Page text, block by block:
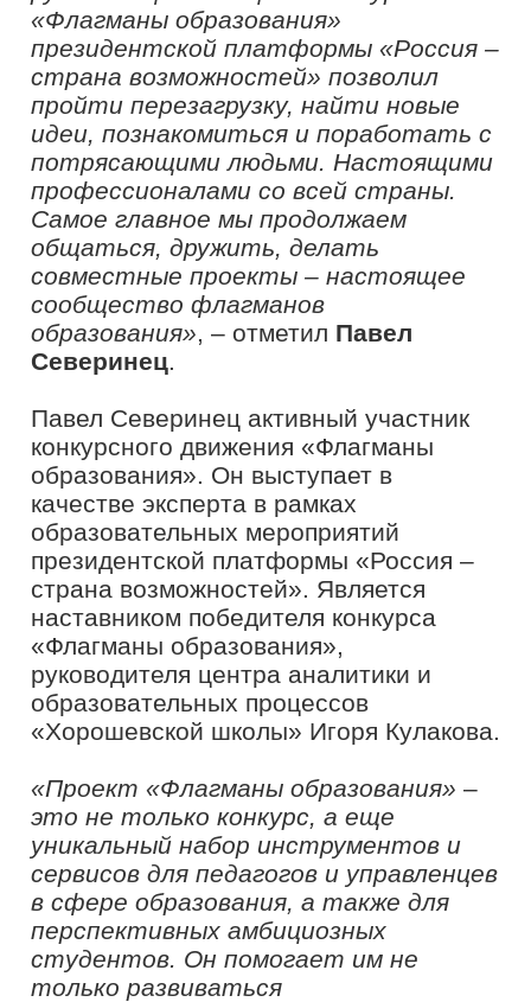
«Проект «Флагманы образования»
это не только конкурс, а еще
уникальный набор инструментов и
сервисов для педагогов и управленцев
в сфере образования, а также для
перспективных амбициозных
студентов. Он помогает им не
только развиваться
профессионально, но и получать
новые возможности для карьерного
роста и повышения экспертного
статуса. Участники проекта
«Флагманы образования»
приобретают новый опыт, включая
наставнический, что позволяет им
стать более квалифицированными и
эффективными в своей работе. В
специалистов в сфере образования,
тем самым, улучшая и развивая
отрасль. Мы предоставляем
различные возможности для того,
чтобы активные мотивированные
профессионалы образовательной
системы транслировали свой опыт,
обменивались идеями, усиливали
команды и развивали проекты,
участвовали в различных
мероприятиях, в том числе на
федеральном уровне»,–руководитель
проекта «Флагманы образования»
Борис Соловьёв.
15 мая стартовал «Образовательный
гибкие проектные компетенции,
государственная образовательная
политика, лидерство и наставничество.
Его цель – обеспечение условий для
формирования и развития у
участников конкурса специальных
(профессиональных) знаний,
надпрофессиональных компетенций, в
том числе с учетом индивидуальных
результатов входной диагностики.